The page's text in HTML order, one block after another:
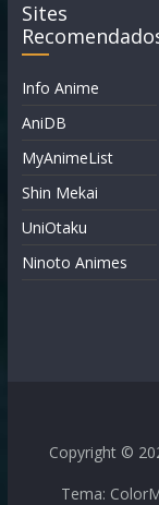
Sites
Info Anime
AniDB
MyAnimeList
Shin Mekai
UniOtaku
Ninoto Animes
Copyright ©
Tema: